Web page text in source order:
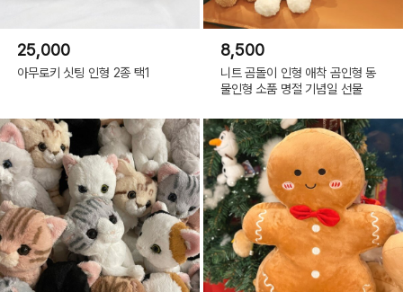
25,000
아무로키 싯팅 인형 2종 택1
8,500
니트 곰돌이 인형 애착 곰인형 동
물인형 소품 명절 기념일 선물